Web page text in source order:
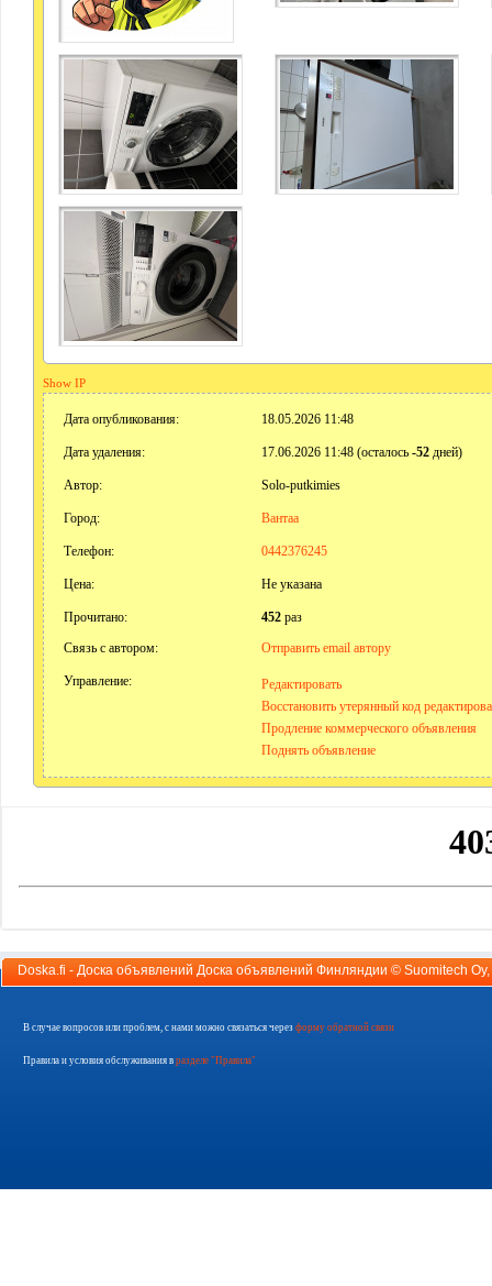
Show IP
Дата опубликования: 18.05.2026 11:48
Дата удаления: 17.06.2026 11:48 (осталось -52дней)
Автор: Solo-putkimies
Город: Вантаа
Телефон: 0442376245
Цена: Не указана
Прочитано: 452раз
Связь с автором:
Отправить email автору
Управление:
Редактировать
Восстановить утерянный код
Продление коммерческого объявления
Поднять объявление
Doska.fi - Доска объявлений Доска объявлений Финляндии © Suomitech Oy
В случае вопросов или проблем, с нами можно связаться через форму обратной связи
Правила и условия обслуживания в разделе "Правила"